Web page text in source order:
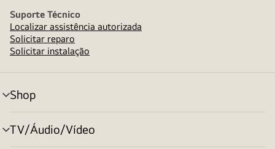
Suporte Técnico
Localizar assistência autorizada
Solicitar reparo
Solicitar instalação
Shop
alternar
menu
TV/Áudio/Vídeo
alternar